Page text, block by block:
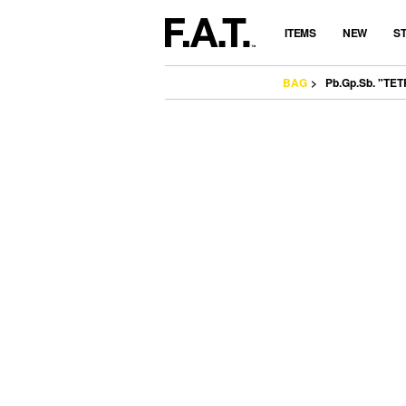
ITEMS NEW
BAG Pb.Gp.Sb.